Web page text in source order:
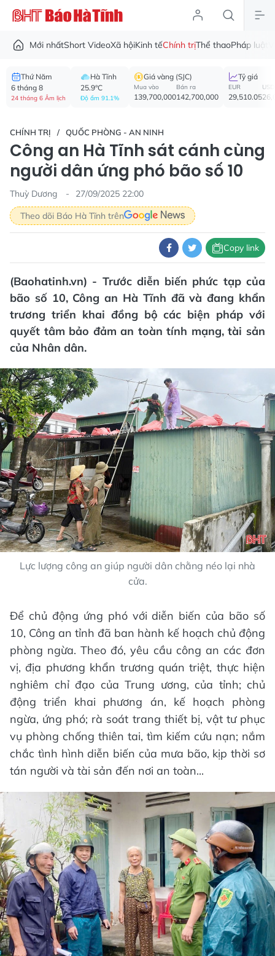
Mới nhấtShort VideoXã hộiKinh tếChính trịThể thaoPháp luật
Thứ Năm
6 tháng 8
24 tháng 6 Âm lịch
Hà Tĩnh
25.9°C
Độ ẩm 91.1%
Giá vàng (SJC)
Mua vào
139,700,000
Bán ra
142,700,000
Tỷ giá
EUR
29,510.05
USD
CHÍNH TRỊ QUỐC PHÒNG - AN NINH
Công an Hà Tĩnh sát cánh cùng
người dân ứng phó bão số 10
Thuỳ Dương
27/09/2025 22:00
Theo dõi Báo Hà Tĩnh trên
Copy link
(Baohatinh.vn) - Trước diễn biến phức tạp của
bão số 10, Công an Hà Tĩnh đã và đang khẩn
trương triển khai đồng bộ các biện pháp với
quyết tâm bảo đảm an toàn tính mạng, tài sản
của Nhân dân.
Lực lượng công an giúp người dân chằng néo lại nhà
cửa.
Để chủ động ứng phó với diễn biến của bão số
10, Công an tỉnh đã ban hành kế hoạch chủ động
phòng ngừa. Theo đó, yêu cầu công an các đơn
vị, địa phương khẩn trương quán triệt, thực hiện
nghiêm chỉ đạo của Trung ương, của tỉnh; chủ
động triển khai phương án, kế hoạch phòng
ngừa, ứng phó; rà soát trang thiết bị, vật tư phục
vụ phòng chống thiên tai, tìm kiếm cứu nạn; nắm
chắc tình hình diễn biến của mưa bão, kịp thời sơ
tán người và tài sản đến nơi an toàn...